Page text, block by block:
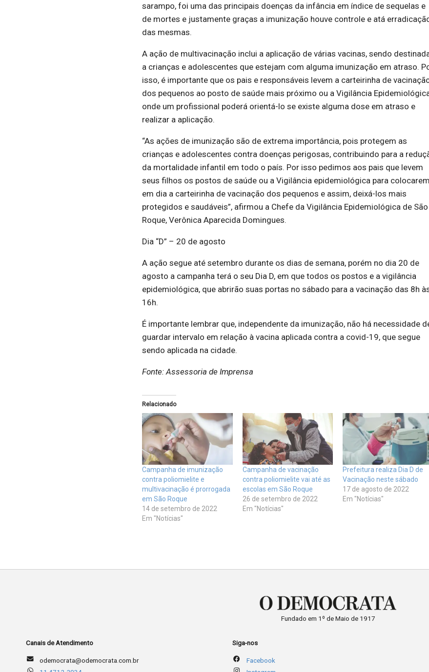
sarampo, foi uma das principais doenças da infância em índice de sequelas e
de mortes e justamente graças a imunização houve controle e atá
das mesmas.
A ação de multivacinação inclui a aplicação de várias vacinas, sendo
a crianças e adolescentes que estejam com alguma imunização em atraso.
isso, é importante que os pais e responsáveis levem a carteirinha de
dos pequenos ao posto de saúde mais próximo ou a Vigilância
onde um profissional poderá orientá-lo se existe alguma dose em atraso e
realizar a aplicação.
“As ações de imunização são de extrema importância, pois protegem as
crianças e adolescentes contra doenças perigosas, contribuindo para a
da mortalidade infantil em todo o país. Por isso pedimos aos pais que levem
seus filhos os postos de saúde ou a Vigilância epidemiológica para colocarem
em dia a carteirinha de vacinação dos pequenos e assim, deixá-los mais
protegidos e saudáveis”, afirmou a Chefe da Vigilância Epidemiológica de São
Roque, Verônica Aparecida Domingues.
Dia “D” – 20 de agosto
A ação segue até setembro durante os dias de semana, porém no dia 20 de
agosto a campanha terá o seu Dia D, em que todos os postos e a vigilância
epidemiológica, que abrirão suas portas no sábado para a vacinação das 8h
16h.
É importante lembrar que, independente da imunização, não há necessidade
guardar intervalo em relação à vacina aplicada contra a covid-19, que segue
sendo aplicada na cidade.
Fonte: Assessoria de Imprensa
Relacionado
Campanha de imunização
contra poliomielite e
multivacinação é prorrogada
em São Roque
14 de setembro de 2022
Em "Notícias"
Campanha de vacinação
contra poliomielite vai até as
escolas em São Roque
26 de setembro de 2022
Em "Notícias"
Prefeitura realiza Dia D de
Vacinação neste sábado
17 de agosto de 2022
Em "Notícias"
Fundado em 1º de Maio de 1917
Canais de Atendimento
odemocrata@odemocrata.com.br
Siga-nos
Facebook